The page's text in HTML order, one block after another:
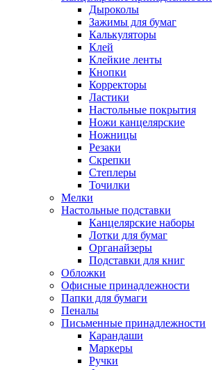
Дыроколы
Зажимы для бумаг
Калькуляторы
Клей
Клейкие ленты
Кнопки
Корректоры
Ластики
Настольные покрытия
Ножи канцелярские
Ножницы
Резаки
Скрепки
Степлеры
Точилки
Мелки
Настольные подставки
Канцелярские наборы
Лотки для бумаг
Органайзеры
Подставки для книг
Обложки
Офисные принадлежности
Папки для бумаги
Пеналы
Письменные принадлежности
Карандаши
Маркеры
Ручки